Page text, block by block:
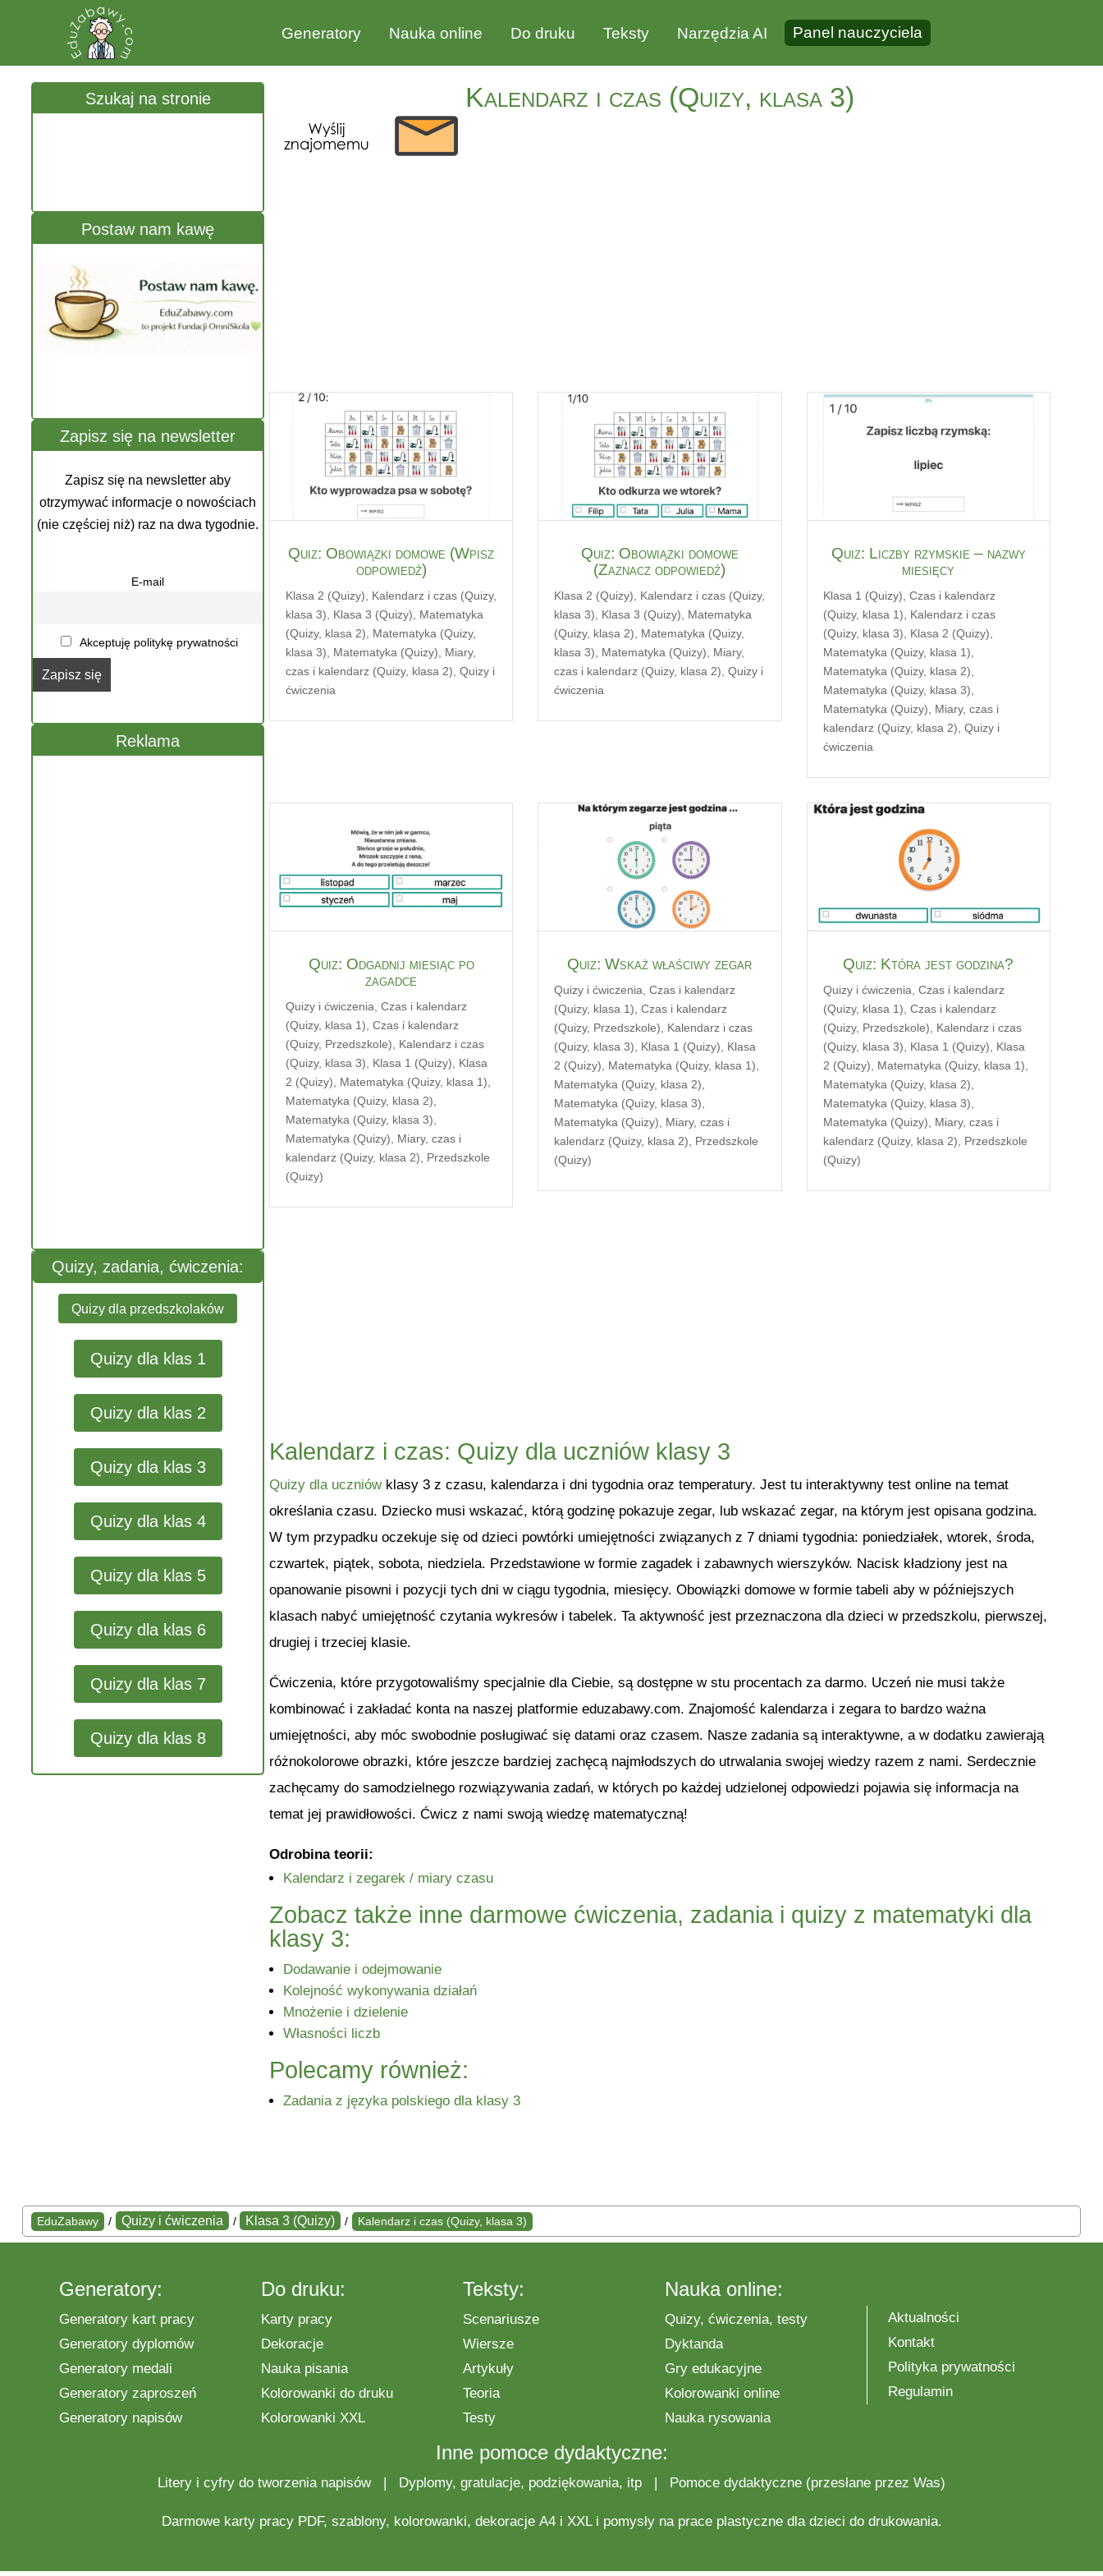
Generatory Nauka online Do druku Teksty Narzędzia AI Panel nauczyciela
Szukaj na stronie
Postaw nam kawę
Zapisz się na newsletter
Zapisz się na newsletter aby
otrzymywać informacje o nowościach
(nie częściej niż) raz na dwa tygodnie.
E-mail
Akceptuję politykę prywatności
Reklama
Quizy, zadania, ćwiczenia:
Quizy dla przedszkolaków
Quizy dla klas 1
Quizy dla klas 2
Quizy dla klas 3
Quizy dla klas 4
Quizy dla klas 5
Quizy dla klas 6
Quizy dla klas 7
Quizy dla klas 8
Kalendarz i czas (Quizy, klasa 3)
Quiz: Obowiązki domowe (Wpisz
odpowiedź)
Klasa 2 (Quizy)
Kalendarz i czas (Quizy,
klasa 3)
Klasa 3 (Quizy)
Matematyka
(Quizy, klasa 2)
Matematyka (Quizy,
klasa 3)
Matematyka (Quizy)
Miary,
czas i kalendarz (Quizy, klasa 2) Quizy i
ćwiczenia
Quiz: Obowiązki domowe
(Zaznacz odpowiedź)
Klasa 2 (Quizy)
Kalendarz i czas (Quizy,
klasa 3)
Klasa 3 (Quizy)
Matematyka
(Quizy, klasa 2)
Matematyka (Quizy,
klasa 3)
Matematyka (Quizy)
Miary,
czas i kalendarz (Quizy, klasa 2) ,Quizy i
ćwiczenia
Quiz: Liczby rzymskie – nazwy
miesięcy
Klasa 1 (Quizy) Czas i kalendarz
(Quizy, klasa 1)
Kalendarz i czas
(Quizy, klasa 3)
Klasa 2 (Quizy)
Matematyka (Quizy, klasa 1)
Matematyka (Quizy, klasa 2)
Matematyka (Quizy, klasa 3)
Matematyka (Quizy)
Miary, czas i
kalendarz (Quizy, klasa 2) Quizy i
ćwiczenia
Quiz: Odgadnij miesiąc po
zagadce
Quizy i ćwiczenia Czas i kalendarz
(Quizy, klasa 1) Czas i kalendarz
(Quizy, Przedszkole)
Kalendarz i czas
(Quizy, klasa 3)
Klasa 1 (Quizy)
Klasa
2 (Quizy)
Matematyka (Quizy, klasa 1)
Matematyka (Quizy, klasa 2)
Matematyka (Quizy, klasa 3)
Matematyka (Quizy)
Miary, czas i
kalendarz (Quizy, klasa 2)
Przedszkole
(Quizy)
Quiz: Wskaż właściwy zegar
Quizy i ćwiczenia ,Czas i kalendarz
(Quizy, klasa 1) ,Czas i kalendarz
(Quizy, Przedszkole)
Kalendarz i czas
(Quizy, klasa 3)
Klasa 1 (Quizy)
Klasa
2 (Quizy)
Matematyka (Quizy, klasa 1)
Matematyka (Quizy, klasa 2)
Matematyka (Quizy, klasa 3)
Matematyka (Quizy)
Miary, czas i
kalendarz (Quizy, klasa 2)
Przedszkole
(Quizy)
Quiz: Która jest godzina?
Quizy i ćwiczenia Czas i kalendarz
(Quizy, klasa 1) Czas i kalendarz
(Quizy, Przedszkole)
Kalendarz i czas
(Quizy, klasa 3)
Klasa 1 (Quizy)
Klasa
2 (Quizy)
Matematyka (Quizy, klasa 1)
Matematyka (Quizy, klasa 2)
Matematyka (Quizy, klasa 3)
Matematyka (Quizy)
Miary, czas i
kalendarz (Quizy, klasa 2)
Przedszkole
(Quizy)
Kalendarz i czas: Quizy dla uczniów klasy 3
Quizy dla uczniówklasy 3 z czasu, kalendarza i dni tygodnia oraz temperatury. Jest tu interaktywny test online na temat
określania czasu. Dziecko musi wskazać, którą godzinę pokazuje zegar, lub wskazać zegar, na którym jest opisana godzina.
W tym przypadku oczekuje się od dzieci powtórki umiejętności związanych z 7 dniami tygodnia: poniedziałek, wtorek, środa,
czwartek, piątek, sobota, niedziela. Przedstawione w formie zagadek i zabawnych wierszyków. Nacisk kładziony jest na
opanowanie pisowni i pozycji tych dni w ciągu tygodnia, miesięcy. Obowiązki domowe w formie tabeli aby w późniejszych
klasach nabyć umiejętność czytania wykresów i tabelek. Ta aktywność jest przeznaczona dla dzieci w przedszkolu, pierwszej,
drugiej i trzeciej klasie.
Ćwiczenia, które przygotowaliśmy specjalnie dla Ciebie, są dostępne w stu procentach za darmo. Uczeń nie musi także
kombinować i zakładać konta na naszej platformie eduzabawy.com. Znajomość kalendarza i zegara to bardzo ważna
umiejętności, aby móc swobodnie posługiwać się datami oraz czasem. Nasze zadania są interaktywne, a w dodatku zawierają
różnokolorowe obrazki, które jeszcze bardziej zachęcą najmłodszych do utrwalania swojej wiedzy razem z nami. Serdecznie
zachęcamy do samodzielnego rozwiązywania zadań, w których po każdej udzielonej odpowiedzi pojawia się informacja na
temat jej prawidłowości. Ćwicz z nami swoją wiedzę matematyczną!
Odrobina teorii:
Kalendarz i zegarek / miary czasu
Zobacz także inne darmowe ćwiczenia, zadania i quizy z matematyki dla
klasy 3:
Dodawanie i odejmowanie
Kolejność wykonywania działań
Mnożenie i dzielenie
Własności liczb
Polecamy również:
Zadania z języka polskiego dla klasy 3
EduZabawy / Quizy i ćwiczenia / Klasa 3 (Quizy) / Kalendarz i czas (Quizy, klasa 3)
Generatory:
Generatory kart pracy
Generatory dyplomów
Generatory medali
Generatory zaproszeń
Generatory napisów
Do druku:
Karty pracy
Dekoracje
Nauka pisania
Kolorowanki do druku
Kolorowanki XXL
Teksty:
Scenariusze
Wiersze
Artykuły
Teoria
Testy
Nauka online:
Quizy, ćwiczenia, testy
Dyktanda
Gry edukacyjne
Kolorowanki online
Nauka rysowania
Aktualności
Kontakt
Polityka prywatności
Regulamin
Inne pomoce dydaktyczne:
Litery i cyfry do tworzenia napisów| Dyplomy, gratulacje, podziękowania, itp | Pomoce dydaktyczne (przesłane przez Was)
Darmowe karty pracyPDF, szablony, kolorowanki, dekoracjeA4 i XXL i pomysły na prace plastycznedla dzieci do drukowania.